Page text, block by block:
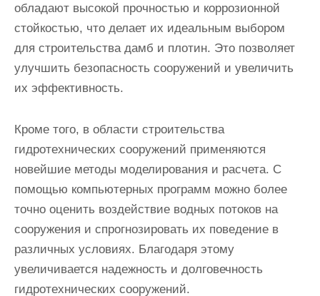
обладают высокой прочностью и коррозионной
стойкостью, что делает их идеальным выбором
для строительства дамб и плотин. Это позволяет
улучшить безопасность сооружений и увеличить
их эффективность.
Кроме того, в области строительства
гидротехнических сооружений применяются
новейшие методы моделирования и расчета. С
помощью компьютерных программ можно более
точно оценить воздействие водных потоков на
сооружения и спрогнозировать их поведение в
различных условиях. Благодаря этому
увеличивается надежность и долговечность
гидротехнических сооружений.